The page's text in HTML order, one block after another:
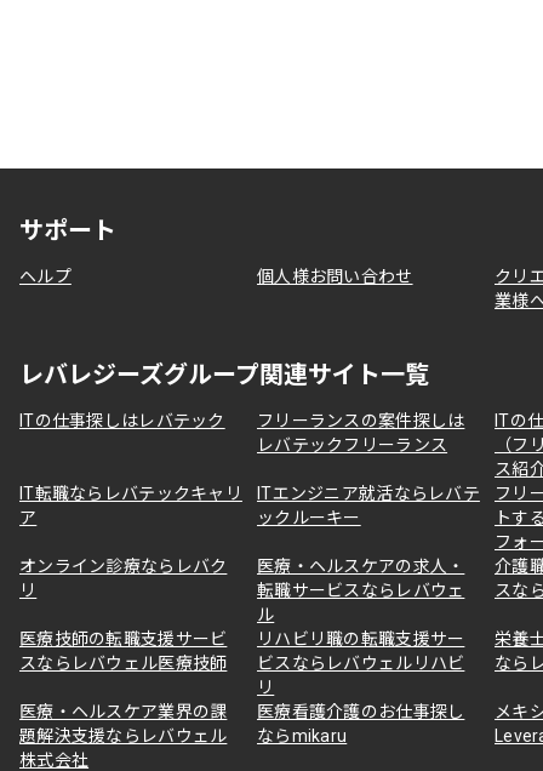
サポート
ヘルプ 個人様お問い合わせ
クリ
業様
レバレジーズグループ関連サイト一覧
ITの仕事探しはレバテック
フリーランスの案件探しは
レバテックフリーランス
ITの
（フ
ス紹
IT転職ならレバテックキャリ
ア
ITエンジニア就活ならレバテ
ックルーキー
フリ
トす
フォ
オンライン診療ならレバク
リ
医療・ヘルスケアの求人・
転職サービスならレバウェ
ル
介護
スな
医療技師の転職支援サービ
スならレバウェル医療技師
リハビリ職の転職支援サー
ビスならレバウェルリハビ
リ
栄養
なら
医療・ヘルスケア業界の課
題解決支援ならレバウェル
株式会社
医療看護介護のお仕事探し
ならmikaru
メキ